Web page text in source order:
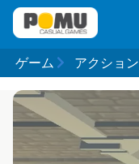
ゲーム アクション